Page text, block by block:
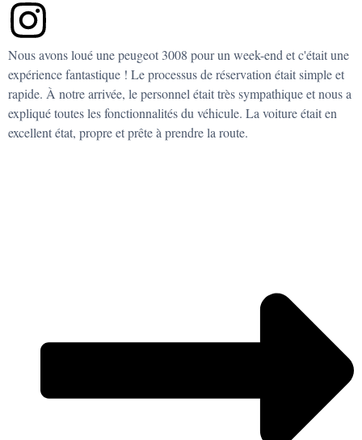
Nous avons loué une peugeot 3008 pour un week-end et c'était une
expérience fantastique ! Le processus de réservation était simple et
rapide. À notre arrivée, le personnel était très sympathique et nous a
expliqué toutes les fonctionnalités du véhicule. La voiture était en
excellent état, propre et prête à prendre la route.